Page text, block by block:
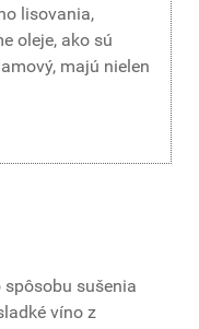
lisovania,
oleje, ako sú
majú nielen
sušenia
víno z